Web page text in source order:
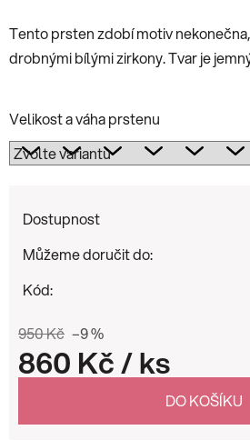
Tento prsten zdobí motiv
drobnými bílými zirkony. Tvar je
Velikost a váha prstenu
Dostupnost
Můžeme doručit do:
Kód:
950 Kč –9 %
860 Kč/ ks
DO KOŠÍKU